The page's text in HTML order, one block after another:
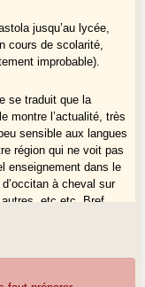
jusqu’au lycée,
cours de scolarité,
improbable).
se traduit que la
montre l’actualité, très
sensible aux langues
région qui ne voit pas
enseignement dans le
à cheval sur
etc etc. Bref,
la